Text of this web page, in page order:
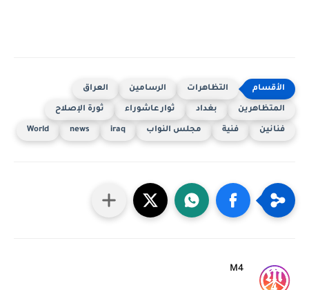
التظاهرات الرسامين العراق
المتظاهرين بغداد ثوار عاشوراء ثورة الإصلاح
فنانين فنية مجلس النواب iraq
news
World
M4